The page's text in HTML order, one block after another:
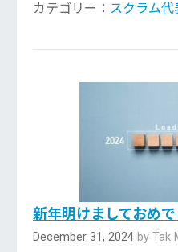
カテゴリー： スクラム
新年明けましておめで
December 31, 2024 by Tak